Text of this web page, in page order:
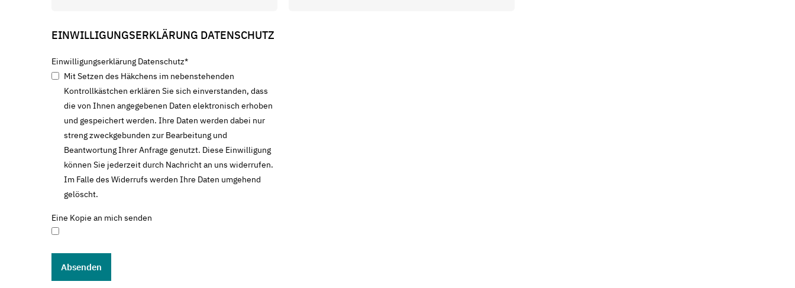
EINWILLIGUNGSERKLÄRUNG DATENSCHUTZ
Einwilligungserklärung Datenschutz*
Mit Setzen des Häkchens im nebenstehenden
Kontrollkästchen erklären Sie sich einverstanden, dass
die von Ihnen angegebenen Daten elektronisch erhoben
und gespeichert werden. Ihre Daten werden dabei nur
streng zweckgebunden zur Bearbeitung und
Beantwortung Ihrer Anfrage genutzt. Diese Einwilligung
können Sie jederzeit durch Nachricht an uns widerrufen.
Im Falle des Widerrufs werden Ihre Daten umgehend
gelöscht.
Eine Kopie an mich senden